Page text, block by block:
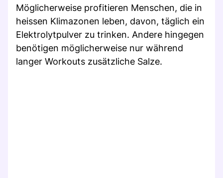
Möglicherweise profitieren Menschen, die in
heissen Klimazonen leben, davon, täglich ein
Elektrolytpulver zu trinken. Andere hingegen
benötigen möglicherweise nur während
langer Workouts zusätzliche Salze.